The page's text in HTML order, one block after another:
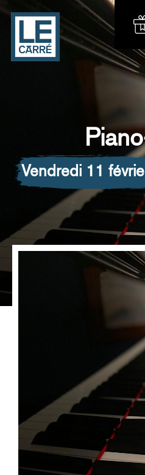
Panneau de gestion des cookies
vendredi 11